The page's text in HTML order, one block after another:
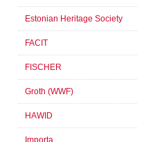
Estonian Heritage Society
FACIT
FISCHER
Groth (WWF)
HAWID
Importa